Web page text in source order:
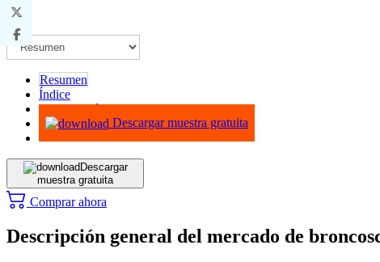
Resumen
Índice
Metodología
Descargar muestra gratuita
Descargar
muestra gratuita
Comprar ahora
Descripción general del mercado de